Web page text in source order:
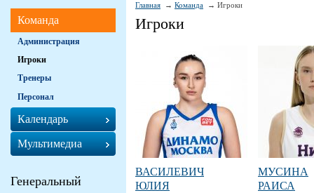
Главная Команда Игроки
Игроки
ВАСИЛЕВИЧ
ЮЛИЯ
МУСИНА
РАИСА
Команда
Администрация
Игроки
Тренеры
Персонал
Календарь
Мультимедиа
Генеральный